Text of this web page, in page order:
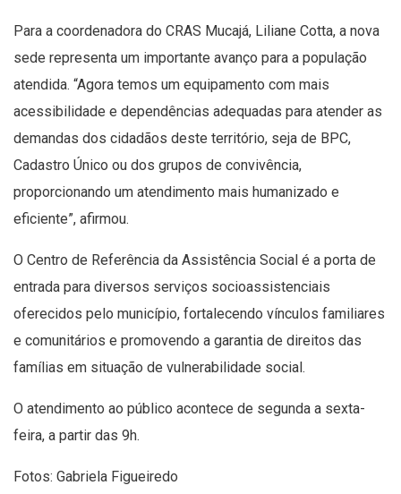
Para a coordenadora do CRAS Mucajá, Liliane Cotta, a nova
sede representa um importante avanço para a população
atendida. “Agora temos um equipamento com mais
acessibilidade e dependências adequadas para atender as
demandas dos cidadãos deste território, seja de BPC,
Cadastro Único ou dos grupos de convivência,
proporcionando um atendimento mais humanizado e
eficiente”, afirmou.
O Centro de Referência da Assistência Social é a porta de
entrada para diversos serviços socioassistenciais
oferecidos pelo município, fortalecendo vínculos familiares
e comunitários e promovendo a garantia de direitos das
famílias em situação de vulnerabilidade social.
O atendimento ao público acontece de segunda a sexta-
feira, a partir das 9h.
Fotos: Gabriela Figueiredo